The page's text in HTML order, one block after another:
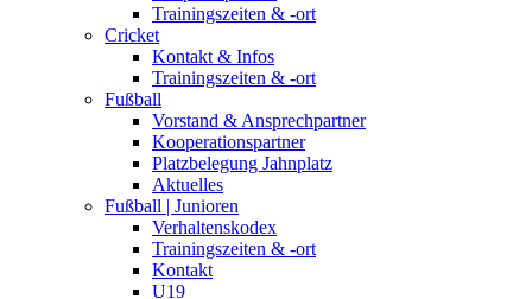
Trainingszeiten & -ort
Cricket
Kontakt & Infos
Trainingszeiten & -ort
Fußball
Vorstand & Ansprechpartner
Kooperationspartner
Platzbelegung Jahnplatz
Aktuelles
Fußball | Junioren
Verhaltenskodex
Trainingszeiten & -ort
Kontakt
U19